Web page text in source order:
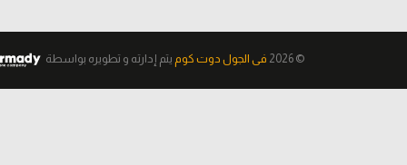
© 2026 فى الجول دوت كوم يتم إدارته و تطويره بواسطة